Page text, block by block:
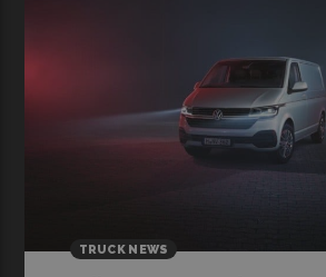
TRUCK NEWS